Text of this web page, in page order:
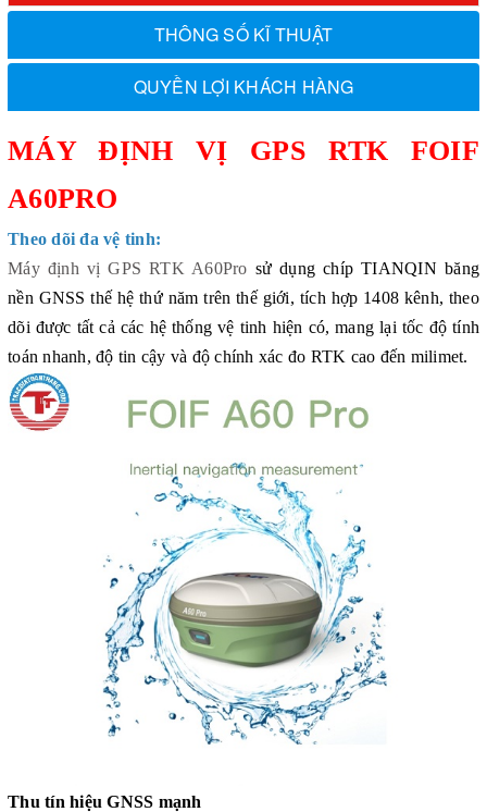
THÔNG SỐ KĨ THUẬT
QUYỀN LỢI KHÁCH HÀNG
MÁY ĐỊNH VỊ GPS RTK FOIF
A60PRO
Theo dõi đa vệ tinh:
Máy định vị GPS RTK A60Pro sử dụng chíp TIANQIN băng
nền GNSS thế hệ thứ năm trên thế giới, tích hợp 1408 kênh, theo
dõi được tất cả các hệ thống vệ tinh hiện có, mang lại tốc độ tính
toán nhanh, độ tin cậy và độ chính xác đo RTK cao đến milimet.
Thu tín hiệu GNSS mạnh